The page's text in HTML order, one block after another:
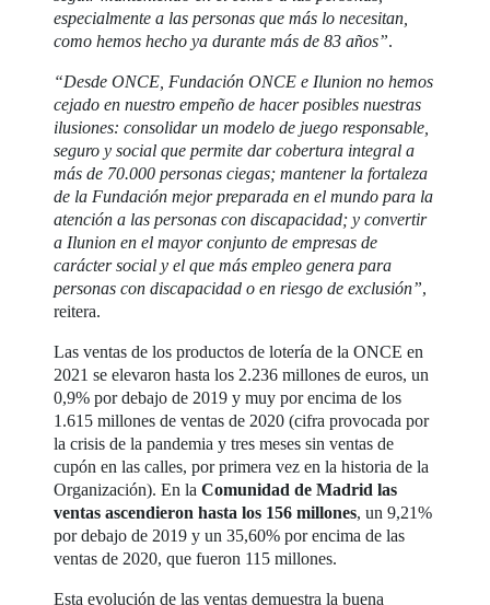
especialmente a las personas que más lo necesitan,
como hemos hecho ya durante más de 83 años”.
“Desde ONCE, Fundación ONCE e Ilunion no hemos
cejado en nuestro empeño de hacer posibles nuestras
ilusiones: consolidar un modelo de juego responsable,
seguro y social que permite dar cobertura integral a
más de 70.000 personas ciegas; mantener la fortaleza
de la Fundación mejor preparada en el mundo para la
atención a las personas con discapacidad; y convertir
a Ilunion en el mayor conjunto de empresas de
carácter social y el que más empleo genera para
personas con discapacidad o en riesgo de exclusión”,
reitera.
Las ventas de los productos de lotería de la ONCE en
2021 se elevaron hasta los 2.236 millones de euros, un
0,9% por debajo de 2019 y muy por encima de los
1.615 millones de ventas de 2020 (cifra provocada por
la crisis de la pandemia y tres meses sin ventas de
cupón en las calles, por primera vez en la historia de la
Organización). En laComunidad de Madrid las
ventas ascendieron hasta los 156 millones, un 9,21%
por debajo de 2019 y un 35,60% por encima de las
ventas de 2020, que fueron 115 millones.
Esta evolución de las ventas demuestra la buena